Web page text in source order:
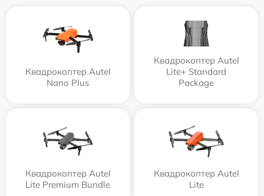
Квадрокоптер Autel
Nano Plus
Квадрокоптер Autel
Lite+ Standard
Package
Квадрокоптер Autel
Lite Premium Bundle
Квадрокоптер Autel
Lite